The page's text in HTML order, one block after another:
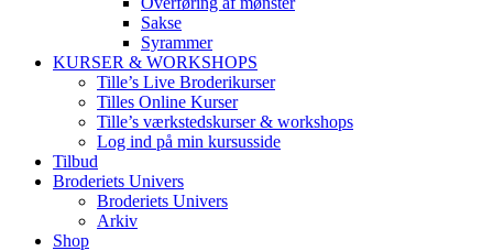
Sakse
Syrammer
KURSER & WORKSHOPS
Tille’s Live Broderikurser
Tilles Online Kurser
Tille’s værkstedskurser & workshops
Log ind på min kursusside
Tilbud
Broderiets Univers
Broderiets Univers
Arkiv
Shop